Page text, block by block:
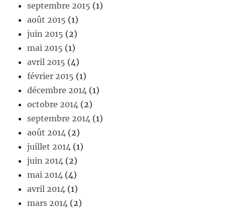
septembre 2015 (1)
août 2015 (1)
juin 2015 (2)
mai 2015 (1)
avril 2015 (4)
février 2015 (1)
décembre 2014 (1)
octobre 2014 (2)
septembre 2014 (1)
août 2014 (2)
juillet 2014 (1)
juin 2014 (2)
mai 2014 (4)
avril 2014 (1)
mars 2014 (2)